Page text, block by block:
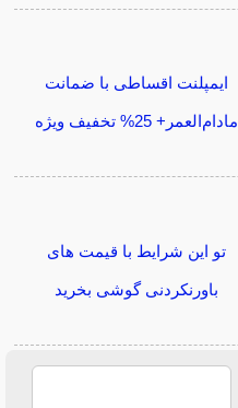
ایمپلنت اقساطی با ضمانت
مادام‌العمر+ 25% تخفیف ویژه
تو این شرایط با قیمت های
باورنکردنی گوشی بخرید